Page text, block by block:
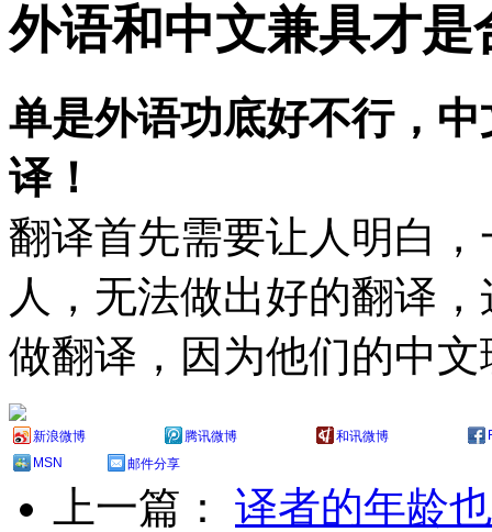
外语和中文兼具才是
单是外语功底好不行，
译！
翻译首先需要让人明白
人，无法做出好的翻译
做翻译，因为他们的中
新浪微博 腾讯微博 和讯微博
MSN
邮件分享
上一篇： 译者的年龄